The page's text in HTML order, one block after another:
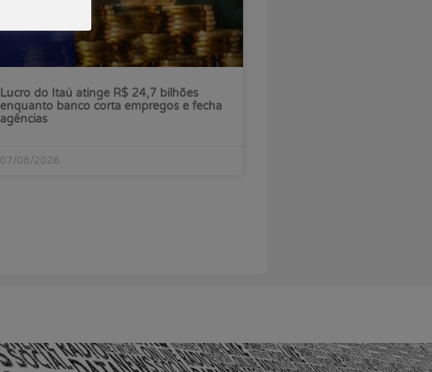
Lucro do Itaú atinge R$ 24,7 bilhões
enquanto banco corta empregos e fecha
agências
07/08/2026